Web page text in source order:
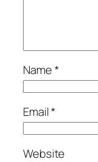
Name*
Email*
Website